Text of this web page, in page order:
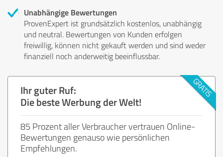
Unabhängige Bewertungen
ProvenExpert ist grundsätzlich kostenlos, unabhängig
und neutral. Bewertungen von Kunden erfolgen
freiwillig, können nicht gekauft werden und sind weder
finanziell noch anderweitig beeinflussbar.
Ihr guter Ruf:
Die beste Werbung der Welt!
85 Prozent aller Verbraucher vertrauen Online-
Bewertungen genauso wie persönlichen
Empfehlungen.